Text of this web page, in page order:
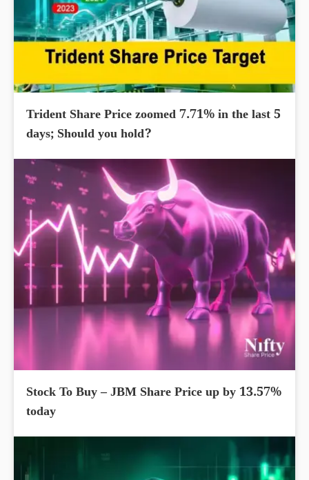
Trident Share Price zoomed 7.71% in the last 5
days; Should you hold?
Stock To Buy – JBM Share Price up by 13.57%
today